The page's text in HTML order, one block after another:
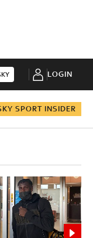
LOGIN
SPORT INSIDER